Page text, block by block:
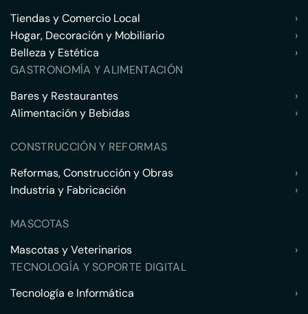
Tiendas y Comercio Local
›
Hogar, Decoración y Mobiliario
›
Belleza y Estética
›
GASTRONOMÍA Y ALIMENTACIÓN
Bares y Restaurantes
›
Alimentación y Bebidas
›
CONSTRUCCIÓN Y REFORMAS
Reformas, Construcción y Obras
›
Industria y Fabricación
›
MASCOTAS
Mascotas y Veterinarios
›
TECNOLOGÍA Y SOPORTE DIGITAL
Tecnología e Informática
›